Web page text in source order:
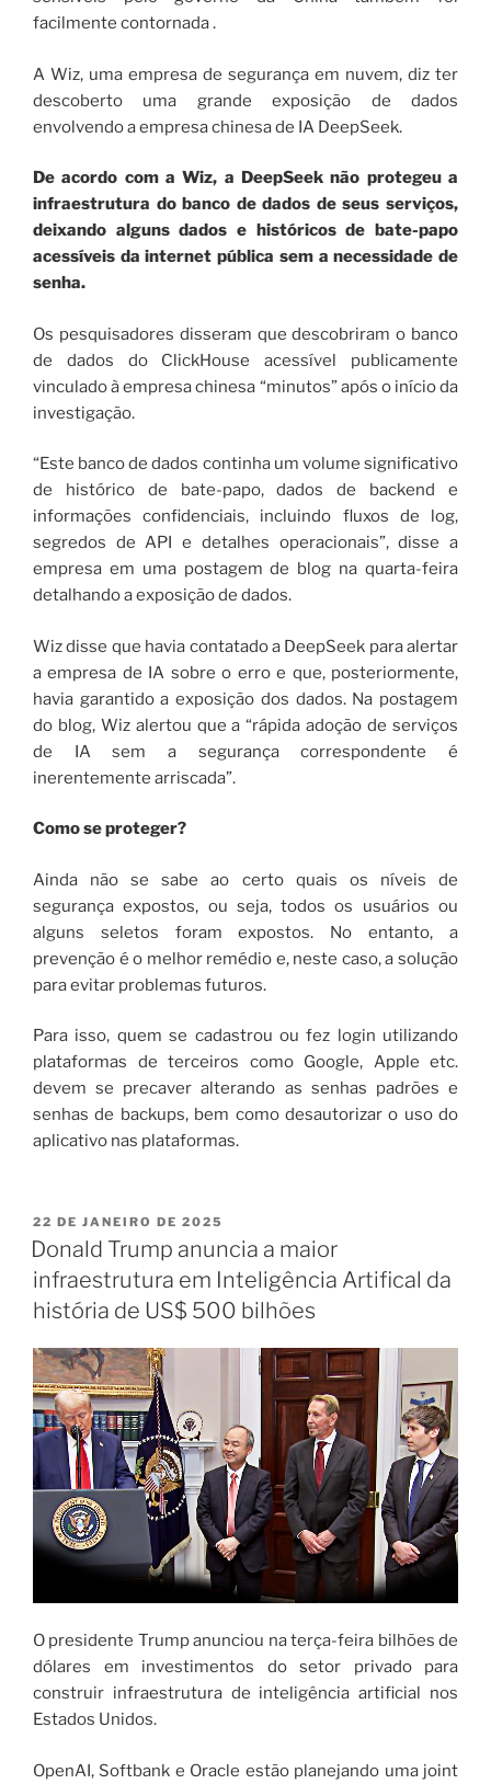
facilmente contornada .
A Wiz, uma empresa de segurança em nuvem, diz ter
descoberto uma grande exposição de dados
envolvendo a empresa chinesa de IA DeepSeek.
De acordo com a Wiz, a DeepSeek não protegeu a
infraestrutura do banco de dados de seus serviços,
deixando alguns dados e históricos de bate-papo
acessíveis da internet pública sem a necessidade de
senha.
Os pesquisadores disseram que descobriram o banco
de dados do ClickHouse acessível publicamente
vinculado à empresa chinesa “minutos” após o início da
investigação.
“Este banco de dados continha um volume significativo
de histórico de bate-papo, dados de backend e
informações confidenciais, incluindo fluxos de log,
segredos de API e detalhes operacionais”, disse a
empresa em uma postagem de blog na quarta-feira
detalhando a exposição de dados.
Wiz disse que havia contatado a DeepSeek para alertar
a empresa de IA sobre o erro e que, posteriormente,
havia garantido a exposição dos dados. Na postagem
do blog, Wiz alertou que a “rápida adoção de serviços
de IA sem a segurança correspondente é
inerentemente arriscada”.
Como se proteger?
Ainda não se sabe ao certo quais os níveis de
segurança expostos, ou seja, todos os usuários ou
alguns seletos foram expostos. No entanto, a
prevenção é o melhor remédio e, neste caso, a solução
para evitar problemas futuros.
Para isso, quem se cadastrou ou fez login utilizando
plataformas de terceiros como Google, Apple etc.
devem se precaver alterando as senhas padrões e
senhas de backups, bem como desautorizar o uso do
aplicativo nas plataformas.
22 DE JANEIRO DE 2025
Donald Trump anuncia a maior
infraestrutura em Inteligência Artifical da
história de US$ 500 bilhões
O presidente Trump anunciou na terça-feira bilhões de
dólares em investimentos do setor privado para
construir infraestrutura de inteligência artificial nos
Estados Unidos.
OpenAI, Softbank e Oracle estão planejando uma joint